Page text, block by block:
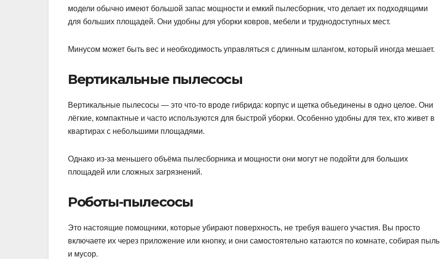
модели обычно имеют большой запас мощности и емкий пылесборник, что делает их подходящими
для больших площадей. Они удобны для уборки ковров, мебели и труднодоступных мест.
Минусом может быть вес и необходимость управляться с длинным шлангом, который иногда мешает.
Вертикальные пылесосы
Вертикальные пылесосы — это что-то вроде гибрида: корпус и щетка объединены в одно целое. Они
лёгкие, компактные и часто используются для быстрой уборки. Особенно удобны для тех, кто живет в
квартирах с небольшими площадями.
Однако из-за меньшего объёма пылесборника и мощности они могут не подойти для больших
площадей или сложных загрязнений.
Роботы-пылесосы
Это настоящие помощники, которые убирают поверхность, не требуя вашего участия. Вы просто
включаете их через приложение или кнопку, и они самостоятельно катаются по комнате, собирая пыль
и мусор.